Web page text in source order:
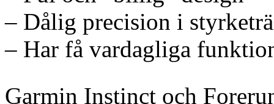
– Dålig precision i
– Har få vardagliga
Garmin Instinct och